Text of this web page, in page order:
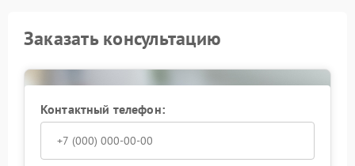
Заказать консультацию
Контактный телефон: